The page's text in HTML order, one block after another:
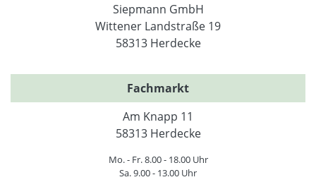
Siepmann GmbH
Wittener Landstraße 19
58313 Herdecke
Fachmarkt
Am Knapp 11
58313 Herdecke
Mo. - Fr. 8.00 - 18.00 Uhr
Sa. 9.00 - 13.00 Uhr